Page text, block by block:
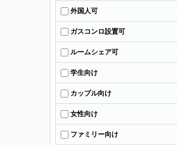
外国人可
ガスコンロ設置可
ルームシェア可
学生向け
カップル向け
女性向け
ファミリー向け